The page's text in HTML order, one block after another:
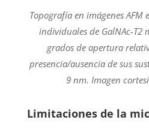
Topografía en imágenes
individuales de GalNAc-T2
grados de apertura
presencia/ausencia de sus
9 nm. Imagen
Limitaciones de la